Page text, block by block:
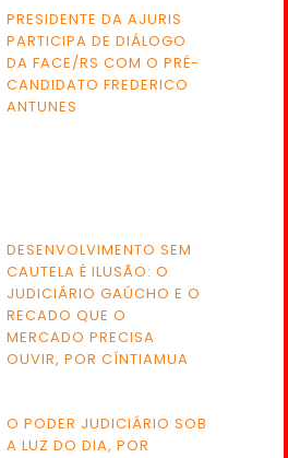
PRESIDENTE DA AJURIS
PARTICIPA DE DIÁLOGO
DA FACE/RS COM O PRÉ-
CANDIDATO FREDERICO
ANTUNES
DESENVOLVIMENTO SEM
CAUTELA É ILUSÃO: O
JUDICIÁRIO GAÚCHO E O
RECADO QUE O
MERCADO PRECISA
OUVIR, POR CÍNTIAMUA
O PODER JUDICIÁRIO SOB
A LUZ DO DIA, POR